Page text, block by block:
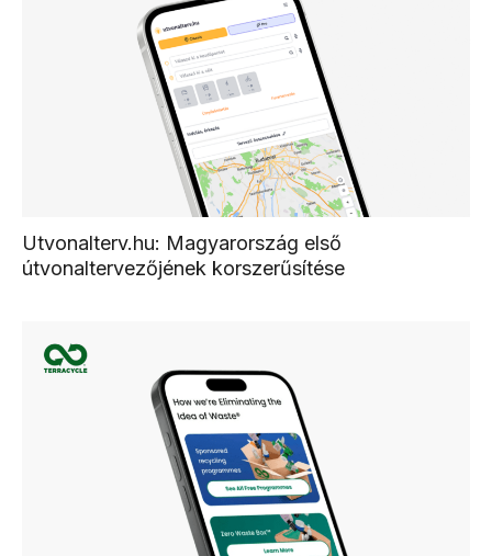
Utvonalterv.hu: Magyarország első
útvonaltervezőjének korszerűsítése